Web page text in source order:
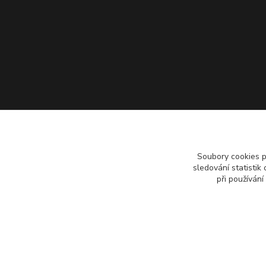
Soubory cookies
sledování statistik
při